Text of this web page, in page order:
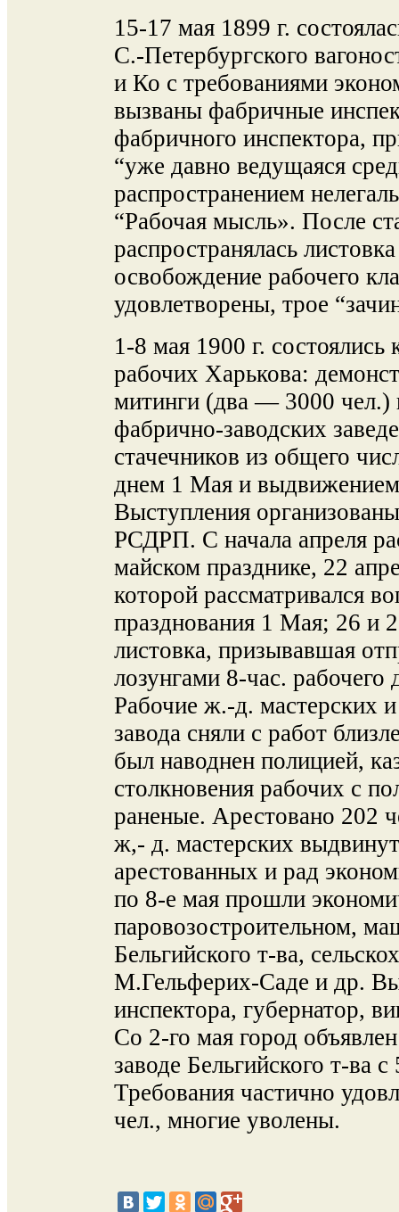
15-17 мая 1899 г.
С.-Петербургского
и Ко с требованиями
вызваны фабричные
фабричного инспектора,
“уже давно ведущаяся
распространением
“Рабочая мысль». После
распространялась
освобождение рабочего
удовлетворены, трое
1-8 мая 1900 г.
рабочих Харькова:
митинги (два — 3000 чел.)
фабрично-заводских
стачечников из общего
днем 1 Мая и
Выступления
РСДРП. С начала апреля
майском празднике, 22
которой рассматривался
празднования 1 Мая; 26 и
листовка, призывавшая
лозунгами 8-час.
Рабочие ж.-д. мастерских
завода сняли с работ
был наводнен полицией,
столкновения рабочих с
раненые. Арестовано 202
ж,- д. мастерских
арестованных и рад
по 8-е мая прошли
паровозостроительном,
Бельгийского т-ва,
М.Гельферих-Саде и др.
инспектора, губернатор,
Со 2-го мая город
заводе Бельгийского т-ва
Требования частично
чел., многие уволены.